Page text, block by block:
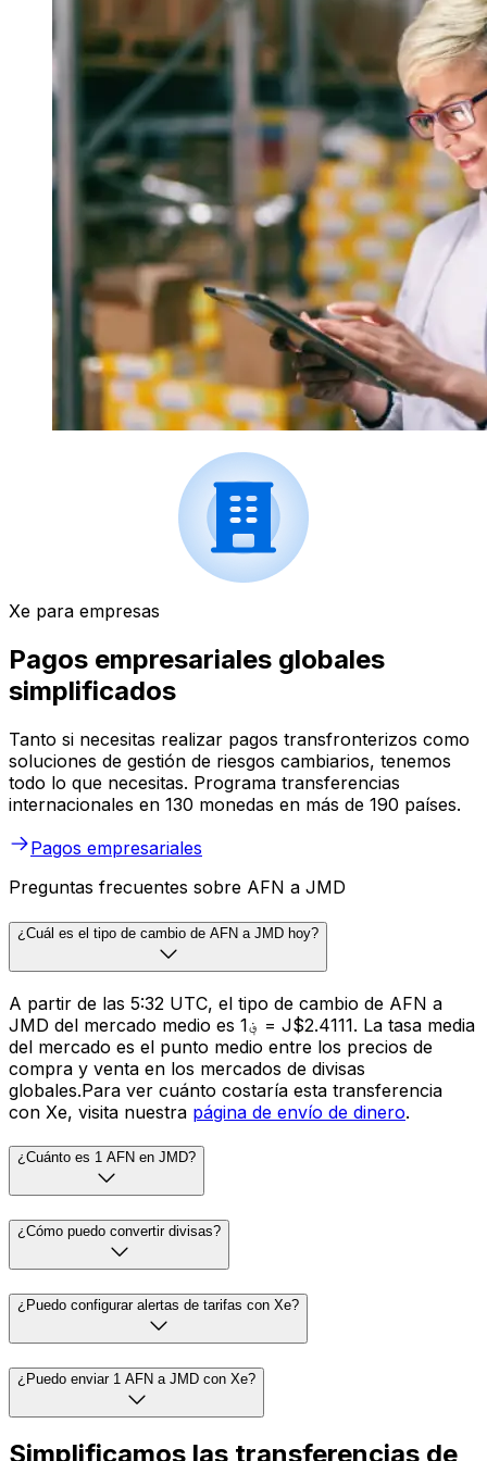
Xe para empresas
Pagos empresariales globales
simplificados
Tanto si necesitas realizar pagos transfronterizos como
soluciones de gestión de riesgos cambiarios, tenemos
todo lo que necesitas. Programa transferencias
internacionales en 130 monedas en más de 190 países.
Pagos empresariales
Preguntas frecuentes sobre AFN a JMD
¿Cuál es el tipo de cambio de AFN a JMD hoy?
A partir de las 5:32 UTC, el tipo de cambio de AFN a
JMD del mercado medio es ؋1 = J$2.4111. La tasa media
del mercado es el punto medio entre los precios de
compra y venta en los mercados de divisas
globales.Para ver cuánto costaría esta transferencia
con Xe, visita nuestra página de envío de dinero.
¿Cuánto es 1 AFN en JMD?
¿Cómo puedo convertir divisas?
¿Puedo configurar alertas de tarifas con Xe?
¿Puedo enviar 1 AFN a JMD con Xe?
Simplificamos las transferencias de